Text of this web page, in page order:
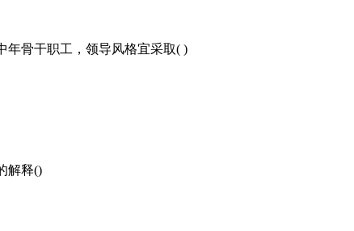
年骨干职工，领导风格宜采取( )
解释()